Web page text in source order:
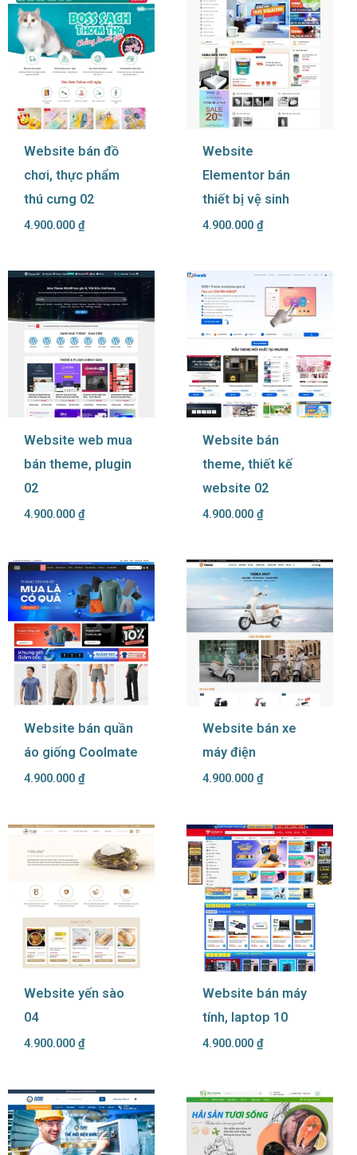
Website bán đồ
chơi, thực phẩm
thú cưng 02
4.900.000 ₫
Website
Elementor bán
thiết bị vệ sinh
4.900.000 ₫
Website web mua
bán theme, plugin
02
4.900.000 ₫
Website bán
theme, thiết kế
website 02
4.900.000 ₫
Website bán quần
áo giống Coolmate
4.900.000 ₫
Website bán xe
máy điện
4.900.000 ₫
Website yến sào
04
4.900.000 ₫
Website bán máy
tính, laptop 10
4.900.000 ₫